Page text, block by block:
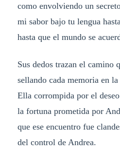
como envolviendo un
mi sabor bajo tu lengua
hasta que el mundo se
Sus dedos trazan el camino
sellando cada memoria en
Ella corrompida por el
la fortuna prometida por
que ese encuentro fue
del control de Andrea.